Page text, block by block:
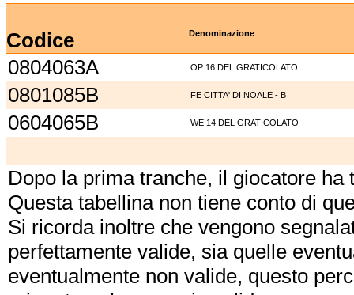
Codice Denominazione
0804063A OP 16 DEL GRATICOLATO
0801085B FE CITTA' DI NOALE - B
0604065B WE 14 DEL GRATICOLATO
Dopo la prima tranche, il giocatore
Questa tabellina non tiene conto di
Si ricorda inoltre che vengono
perfettamente valide, sia quelle
eventualmente non valide, questo